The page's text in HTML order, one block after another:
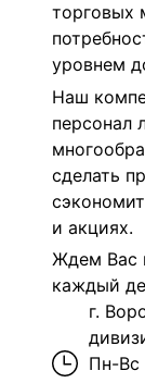
торговых
уровнем
Наш
персонал
сделать
и акциях.
Ждем Вас
каждый
г.
Пн-Вс